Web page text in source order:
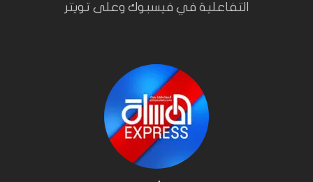
التفاعلية في فيسبوك وعلى تويتر